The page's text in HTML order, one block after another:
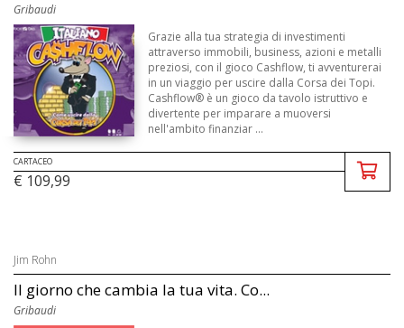
Gribaudi
Grazie alla tua strategia di investimenti
attraverso immobili, business, azioni e metalli
preziosi, con il gioco Cashflow, ti avventurerai
in un viaggio per uscire dalla Corsa dei Topi.
Cashflow® è un gioco da tavolo istruttivo e
divertente per imparare a muoversi
nell'ambito finanziar ...
CARTACEO
€ 109,99
Jim Rohn
Il giorno che cambia la tua vita. Co...
Gribaudi